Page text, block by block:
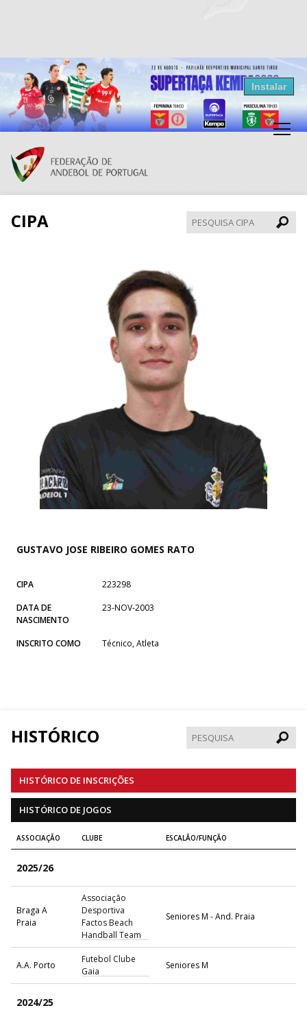
Resultados Andebol
Federação de Andebol de Portugal
Grátis - Disponivel na Play Store
Instalar
CIPA
CIPA
GUSTAVO JOSE RIBEIRO GOMES RATO
CIPA
223298
DATA DE
NASCIMENTO
23-NOV-2003
INSCRITO COMO Técnico, Atleta
HISTÓRICO
HISTÓRICO DE INSCRIÇÕES
HISTÓRICO DE JOGOS
ASSOCIAÇÃO CLUBE ESCALÃO/FUNÇÃO
2025/26
Braga A
Praia
Associação
Desportiva
Factos Beach
Handball Team
Seniores M - And. Praia
A.A. Porto
Futebol Clube
Gaia
Seniores M
2024/25